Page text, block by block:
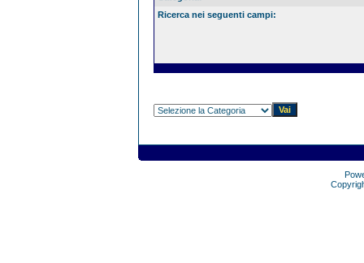
Ricerca nei seguenti campi: